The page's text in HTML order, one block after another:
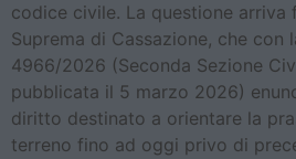
codice civile. La questione arriva
Suprema di Cassazione, che con
4966/2026 (Seconda Sezione
pubblicata il 5 marzo 2026)
diritto destinato a orientare la
terreno fino ad oggi privo di